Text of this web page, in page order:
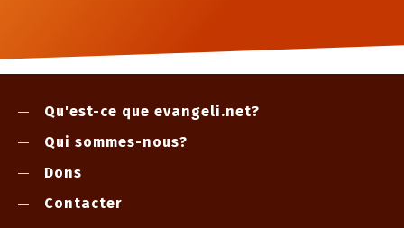
Qu'est-ce que evangeli.net?
Qui sommes-nous?
Dons
Contacter